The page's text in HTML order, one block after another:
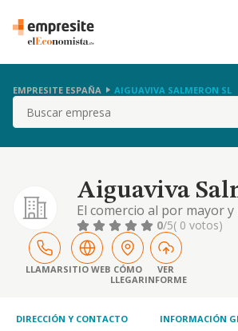
EMPRESITE ESPAÑA AIGUAVIVA SALMERON SL
Buscar
Aiguaviva
El comercio al por mayor
aparatos
toda clase de material
0/5( 0 votos)
LLAMARSITIO WEB CÓMO
LLEGAR
VER
INFORME
DIRECCIÓN Y CONTACTO INFORMACIÓN